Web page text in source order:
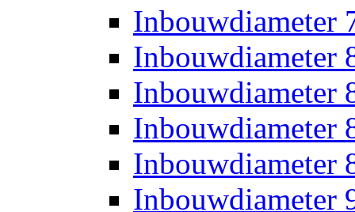
Inbouwdiameter
Inbouwdiameter
Inbouwdiameter
Inbouwdiameter
Inbouwdiameter
Inbouwdiameter